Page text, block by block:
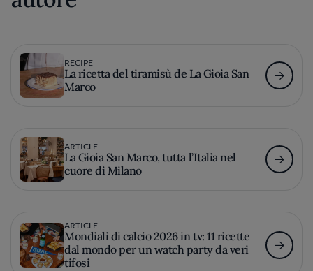
RECIPE
La ricetta del tiramisù de La Gioia San
Marco
ARTICLE
La Gioia San Marco, tutta l’Italia nel
cuore di Milano
ARTICLE
Mondiali di calcio 2026 in tv: 11 ricette
dal mondo per un watch party da veri
tifosi